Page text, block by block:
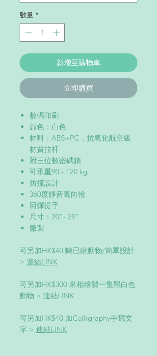
數量 *
新增至購物車
立即購買
數碼印刷
顔色：白色
材料：ABS+PC，抗氧化航空級
材質拉杆
附三位數密碼鎖
可承重90 - 120 kg
防撞設計
360度靜音萬向輪
回彈提手
尺寸：20"- 29"
廠製
可另加HK$40 轉已繪動物/簡單設計
> 連結LINK
可另加HK$300 來相繪製一隻黑白色
動物 > 連結LINK
可另加HK$40 加Calligraphy手寫文
字 > 連結LINK